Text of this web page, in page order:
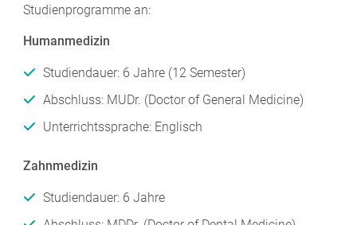
Studienprogramme an:
Humanmedizin
Studiendauer: 6 Jahre (12 Semester)
Abschluss: MUDr. (Doctor of General Medicine)
Unterrichtssprache: Englisch
Zahnmedizin
Studiendauer: 6 Jahre